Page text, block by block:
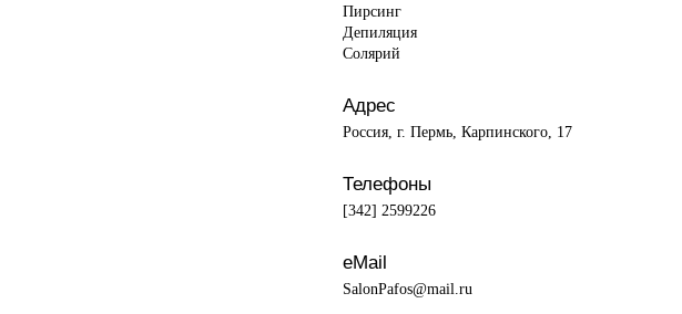
Пирсинг
Депиляция
Солярий
Адрес
Россия, г. Пермь, Карпинского, 17
Телефоны
[342] 2599226
eMail
SalonPafos@mail.ru